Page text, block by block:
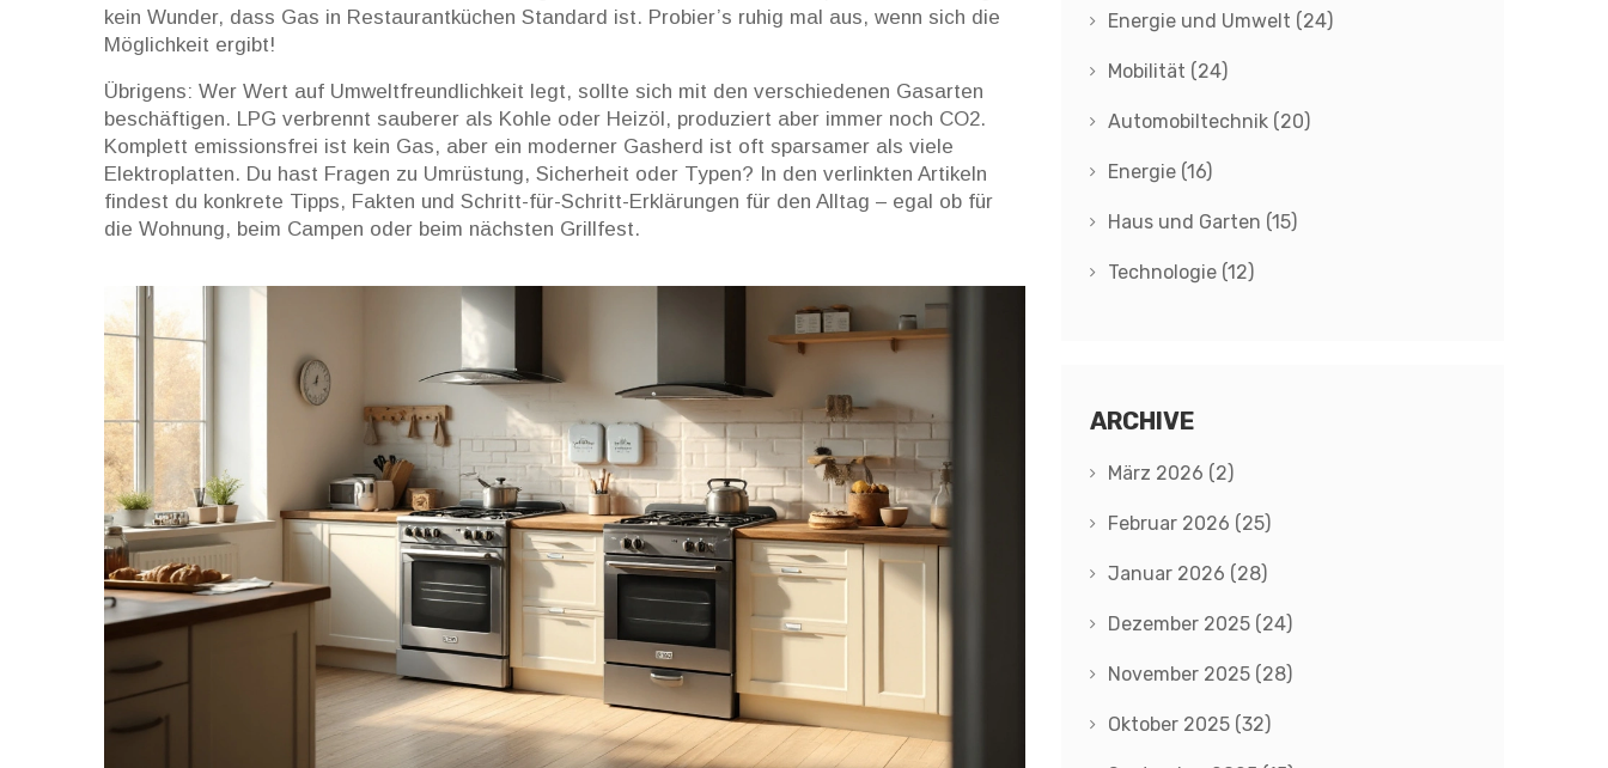
kein Wunder, dass Gas in Restaurantküchen Standard ist. Probier’s ruhig mal aus, wenn sich die
Möglichkeit ergibt!
Übrigens: Wer Wert auf Umweltfreundlichkeit legt, sollte sich mit den verschiedenen Gasarten
beschäftigen. LPG verbrennt sauberer als Kohle oder Heizöl, produziert aber immer noch CO2.
Komplett emissionsfrei ist kein Gas, aber ein moderner Gasherd ist oft sparsamer als viele
Elektroplatten. Du hast Fragen zu Umrüstung, Sicherheit oder Typen? In den verlinkten Artikeln
findest du konkrete Tipps, Fakten und Schritt-für-Schritt-Erklärungen für den Alltag – egal ob für
die Wohnung, beim Campen oder beim nächsten Grillfest.
Energie und Umwelt (24)
Mobilität (24)
Automobiltechnik (20)
Energie (16)
Haus und Garten (15)
Technologie (12)
ARCHIVE
März 2026 (2)
Februar 2026 (25)
Januar 2026 (28)
Dezember 2025 (24)
November 2025 (28)
Oktober 2025 (32)